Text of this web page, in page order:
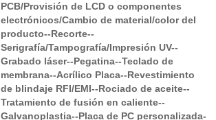
PCB/Provisión de LCD o componentes
electrónicos/Cambio de material/color del
producto--Recorte--
Serigrafía/Tampografía/Impresión UV--
Grabado láser--Pegatina--Teclado de
membrana--Acrílico Placa--Revestimiento
de blindaje RFI/EMI--Rociado de aceite--
Tratamiento de fusión en caliente--
Galvanoplastia--Placa de PC personalizada-